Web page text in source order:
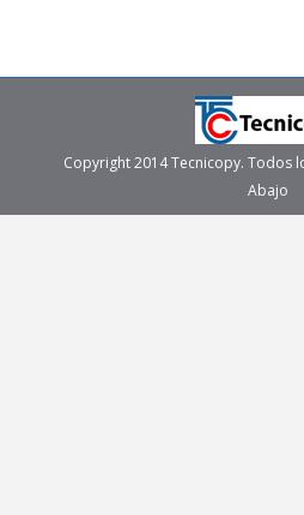
Copyright 2014 Tecnicopy. Todos
Abajo